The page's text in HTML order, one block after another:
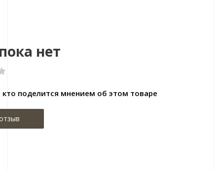
нет
поделится мнением об этом товаре